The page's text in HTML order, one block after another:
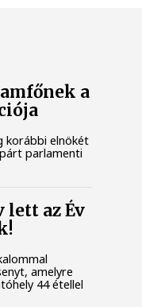
a
korábbi elnökét
parlamenti
lett az Év
amelyre
44 étellel